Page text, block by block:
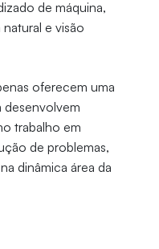
de máquina,
e visão
oferecem uma
desenvolvem
trabalho em
de problemas,
dinâmica área da